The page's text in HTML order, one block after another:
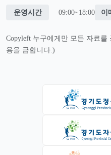
운영시간 09:00~18:00 이
Copyleft 누구에게만 모든 자료
용을 금합니다.)